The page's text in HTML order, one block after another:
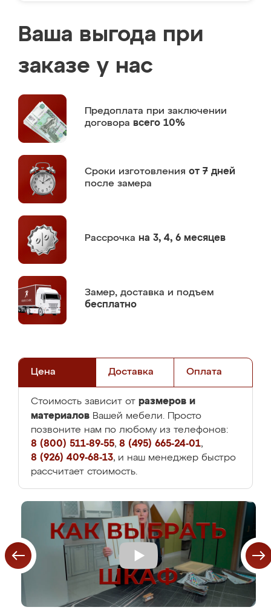
Ваша выгода при
заказе у нас
Предоплата при заключении
договора всего 10%
Сроки изготовления от 7 дней
после замера
Рассрочка на 3, 4, 6 месяцев
Замер, доставка и подъем
бесплатно
Цена Доставка Оплата
Стоимость зависит от размеров и
материалов Вашей мебели. Просто
позвоните нам по любому из телефонов:
8 (800) 511-89-55, 8 (495) 665-24-01,
8 (926) 409-68-13, и наш менеджер быстро
рассчитает стоимость.